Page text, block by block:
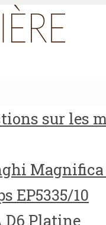
sur les
Magnifica
EP5335/10
D6 Platine